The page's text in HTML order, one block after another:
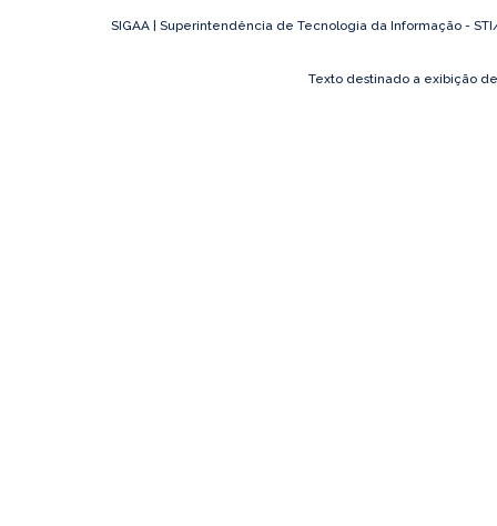
SIGAA | Superintendência de Tecnologia da Informação -
Texto destinado a exibição